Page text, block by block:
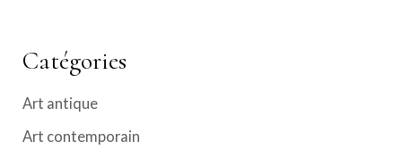
Catégories
Art antique
Art contemporain